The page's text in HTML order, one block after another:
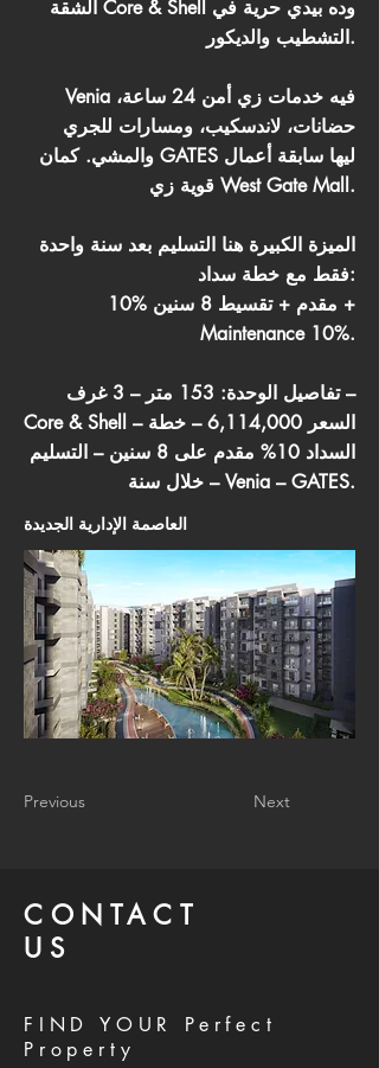
الشقة Core & Shell وده بيدي حرية في
التشطيب والديكور.
Venia فيه خدمات زي أمن 24 ساعة،
حضانات، لاندسكيب، ومسارات للجري
والمشي. كمان GATES ليها سابقة أعمال
قوية زي West Gate Mall.
الميزة الكبيرة هنا التسليم بعد سنة واحدة
فقط مع خطة سداد:
10% مقدم + تقسيط 8 سنين +
Maintenance 10%.
تفاصيل الوحدة: 153 متر – 3 غرف –
Core & Shell – السعر 6,114,000 – خطة
السداد 10% مقدم على 8 سنين – التسليم
خلال سنة – Venia – GATES.
العاصمة الإدارية الجديدة
Previous Next
CONTACT
US
FIND YOUR Perfect
Property